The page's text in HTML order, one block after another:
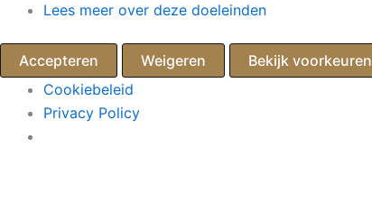
Lees meer over deze doeleinden
Accepteren Weigeren Bekijk voorkeuren
Cookiebeleid
Privacy Policy